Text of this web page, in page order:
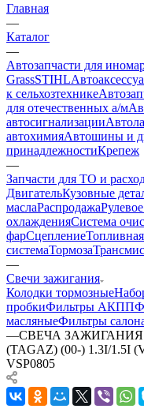
Главная
—
Каталог
—
Автозапчасти для
GrassSTIHL
к сельхозтехнике
для отечественных а/м
автосигнализации
автохимияАвтошины и
принадлежностиКрепеж
—
Запчасти для ТО и
ДвигательКузовные
маслаРаспродажа
охлажденияСистема
фарСцеплениеТопливная
системаТормоза
—
Свечи зажигания
Колодки тормозные
пробкиФильтры АКПП
масляныеФильтры
—СВЕЧА ЗАЖИГАНИЯ
(TAGAZ) (00-) 1.3I/1.5I
VSP0805